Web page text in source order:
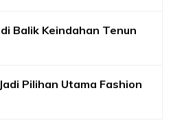
Balik Keindahan Tenun
Pilihan Utama Fashion